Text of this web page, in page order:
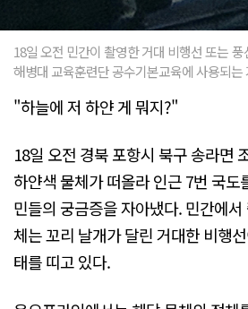
18일 오전 민간이 촬영한 거대 비행선 또는
해병대 교육훈련단 공수기본교육에 사용되
"하늘에 저 하얀 게 뭐지?"
18일 오전 경북 포항시 북구 송라면
하얀색 물체가 떠올라 인근 7번 국도
민들의 궁금증을 자아냈다. 민간에
체는 꼬리 날개가 달린 거대한 비행
태를 띠고 있다.